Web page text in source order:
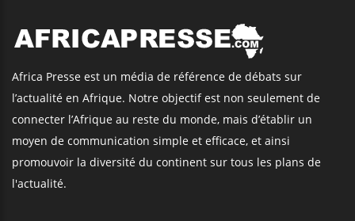
Africa Presse est un média de référence de débats sur
l’actualité en Afrique. Notre objectif est non seulement de
connecter l’Afrique au reste du monde, mais d’établir un
moyen de communication simple et efficace, et ainsi
promouvoir la diversité du continent sur tous les plans de
l'actualité.